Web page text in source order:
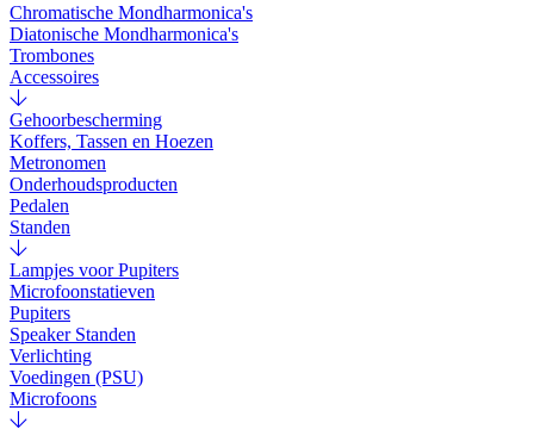
Chromatische Mondharmonica's
Diatonische Mondharmonica's
Trombones
Accessoires
Gehoorbescherming
Koffers, Tassen en Hoezen
Metronomen
Onderhoudsproducten
Pedalen
Standen
Lampjes voor Pupiters
Microfoonstatieven
Pupiters
Speaker Standen
Verlichting
Voedingen (PSU)
Microfoons